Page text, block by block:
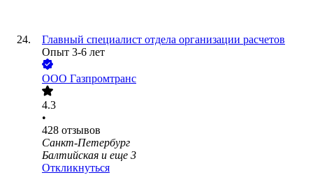
Главный специалист отдела организации расчетов
Опыт 3-6 лет
ООО Газпромтранс
4.3
•
428 отзывов
Санкт-Петербург
Балтийская и еще 3
Откликнуться